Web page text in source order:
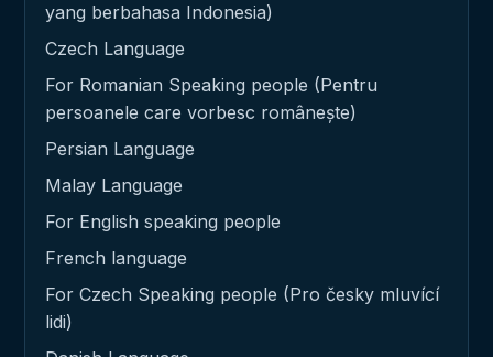
yang berbahasa Indonesia)
Czech Language
For Romanian Speaking people (Pentru
persoanele care vorbesc românește)
Persian Language
Malay Language
For English speaking people
French language
For Czech Speaking people (Pro česky mluvící
lidi)